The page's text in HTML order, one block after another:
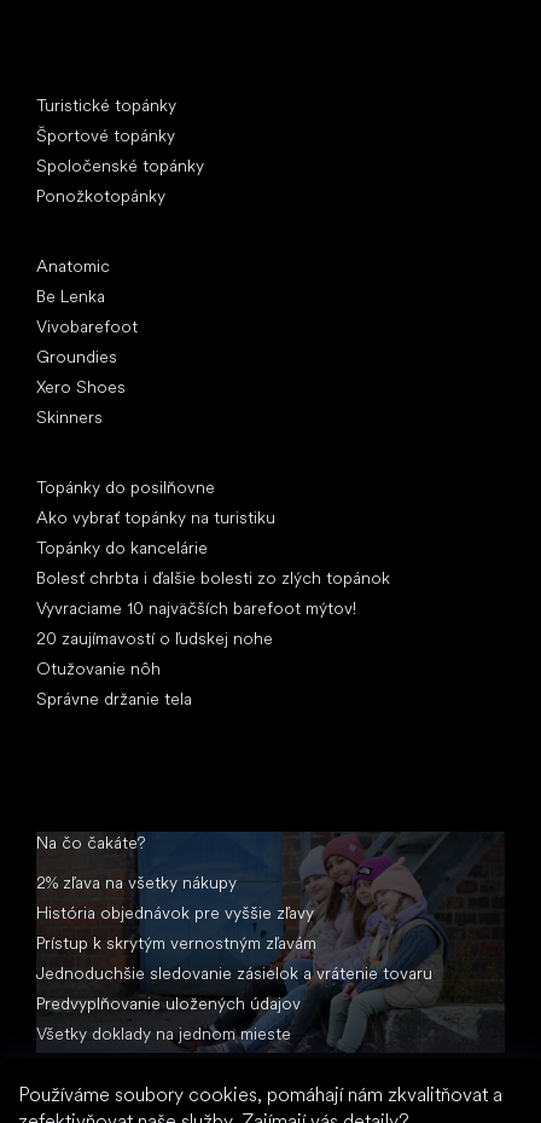
Používáme soubory cookies, pomáhají nám zkvalitňovat a
Turistické topánky
Športové topánky
Spoločenské topánky
Ponožkotopánky
Anatomic
Be Lenka
Vivobarefoot
Groundies
Xero Shoes
Skinners
Topánky do posilňovne
Ako vybrať topánky na turistiku
Topánky do kancelárie
Bolesť chrbta i ďalšie bolesti zo zlých topánok
Vyvraciame 10 najväčších barefoot mýtov!
20 zaujímavostí o ľudskej nohe
Otužovanie nôh
Správne držanie tela
Na čo čakáte?
2% zľava na všetky nákupy
História objednávok pre vyššie zľavy
Prístup k skrytým vernostným zľavám
Jednoduchšie sledovanie zásielok a vrátenie tovaru
Predvyplňovanie uložených údajov
Všetky doklady na jednom mieste